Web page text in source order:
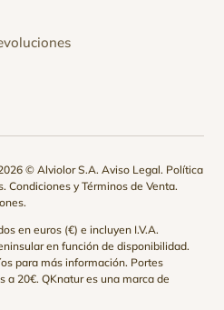
© Alviolor S.A.Aviso Legal. Política
.Condiciones y Términos de Venta.
.
en euros (€) e incluyen I.V.A.
en función de disponibilidad.
para más información. Portes
a 20€. QKnatur es una marca de